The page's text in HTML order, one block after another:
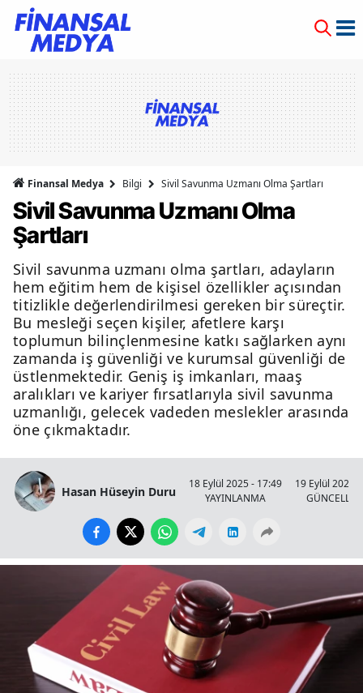
Finansal Medya Bilgi Sivil Savunma Uzmanı Olma Şartları
Sivil Savunma Uzmanı Olma
Şartları
Sivil savunma uzmanı olma şartları, adayların
hem eğitim hem de kişisel özellikler açısından
titizlikle değerlendirilmesi gereken bir süreçtir.
Bu mesleği seçen kişiler, afetlere karşı
toplumun bilinçlenmesine katkı sağlarken aynı
zamanda iş güvenliği ve kurumsal güvenliği de
üstlenmektedir. Geniş iş imkanları, maaş
aralıkları ve kariyer fırsatlarıyla sivil savunma
uzmanlığı, gelecek vadeden meslekler arasında
öne çıkmaktadır.
Hasan Hüseyin Duru
18 Eylül 2025 - 17:49
YAYINLANMA
19 Eylül 2025